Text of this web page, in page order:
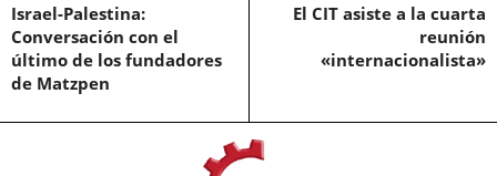
Israel-Palestina:
Conversación con el
último de los fundadores
de Matzpen
El CIT asiste a la cuarta
reunión
«internacionalista»